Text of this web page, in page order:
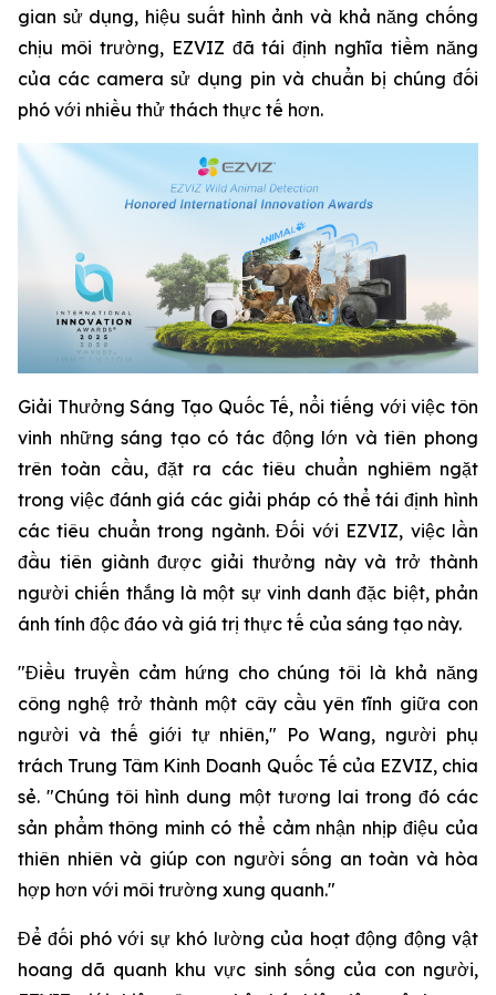
gian sử dụng, hiệu suất hình ảnh và khả năng chống
chịu môi trường, EZVIZ đã tái định nghĩa tiềm năng
của các camera sử dụng pin và chuẩn bị chúng đối
phó với nhiều thử thách thực tế hơn.
Giải Thưởng Sáng Tạo Quốc Tế, nổi tiếng với việc tôn
vinh những sáng tạo có tác động lớn và tiên phong
trên toàn cầu, đặt ra các tiêu chuẩn nghiêm ngặt
trong việc đánh giá các giải pháp có thể tái định hình
các tiêu chuẩn trong ngành. Đối với EZVIZ, việc lần
đầu tiên giành được giải thưởng này và trở thành
người chiến thắng là một sự vinh danh đặc biệt, phản
ánh tính độc đáo và giá trị thực tế của sáng tạo này.
"Điều truyền cảm hứng cho chúng tôi là khả năng
công nghệ trở thành một cây cầu yên tĩnh giữa con
người và thế giới tự nhiên," Po Wang, người phụ
trách Trung Tâm Kinh Doanh Quốc Tế của EZVIZ, chia
sẻ. "Chúng tôi hình dung một tương lai trong đó các
sản phẩm thông minh có thể cảm nhận nhịp điệu của
thiên nhiên và giúp con người sống an toàn và hòa
hợp hơn với môi trường xung quanh."
Để đối phó với sự khó lường của hoạt động động vật
hoang dã quanh khu vực sinh sống của con người,